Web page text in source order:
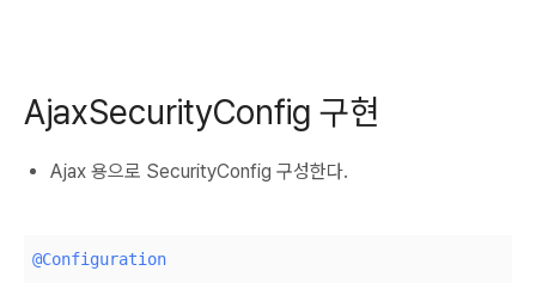
AjaxSecurityConfig 구현
Ajax 용으로 SecurityConfig 구성한다.
@Configuration